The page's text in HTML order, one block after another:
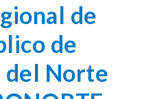
de
de
del Norte